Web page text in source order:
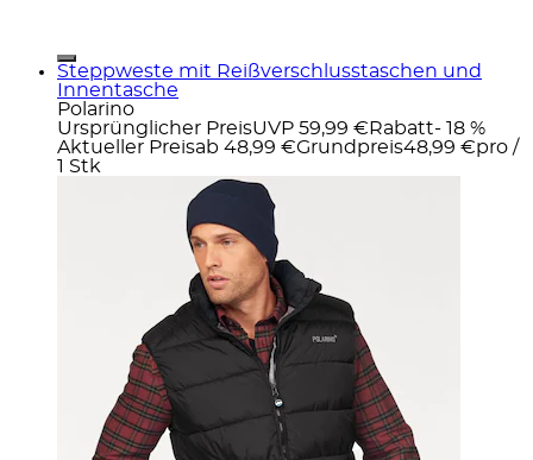
Steppweste mit Reißverschlusstaschen und
Innentasche
Polarino
Ursprünglicher PreisUVP 59,99 € Rabatt- 18 %
Aktueller Preisab 48,99 €Grundpreis48,99 €pro /
1 Stk